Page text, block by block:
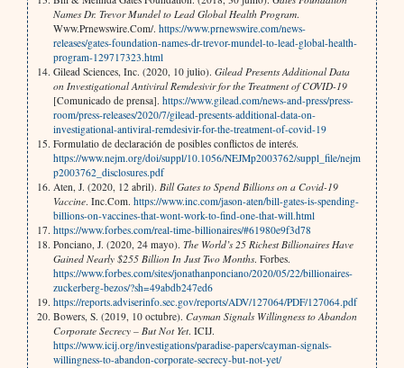
Names Dr. Trevor Mundel to Lead Global Health Program.
Www.Prnewswire.Com/. https://www.prnewswire.com/news-
releases/gates-foundation-names-dr-trevor-mundel-to-lead-global-health-
program-129717323.html
Gilead Sciences, Inc. (2020, 10 julio). Gilead Presents Additional Data
on Investigational Antiviral Remdesivir for the Treatment of COVID-19
[Comunicado de prensa]. https://www.gilead.com/news-and-press/press-
room/press-releases/2020/7/gilead-presents-additional-data-on-
investigational-antiviral-remdesivir-for-the-treatment-of-covid-19
Formulatio de declaración de posibles conflictos de interés.
https://www.nejm.org/doi/suppl/10.1056/NEJMp2003762/suppl_file/nejm
p2003762_disclosures.pdf
Aten, J. (2020, 12 abril). Bill Gates to Spend Billions on a Covid-19
Vaccine. Inc.Com. https://www.inc.com/jason-aten/bill-gates-is-spending-
billions-on-vaccines-that-wont-work-to-find-one-that-will.html
https://www.forbes.com/real-time-billionaires/#61980e9f3d78
Ponciano, J. (2020, 24 mayo). The World’s 25 Richest Billionaires Have
Gained Nearly $255 Billion In Just Two Months. Forbes.
https://www.forbes.com/sites/jonathanponciano/2020/05/22/billionaires-
zuckerberg-bezos/?sh=49abdb247ed6
https://reports.adviserinfo.sec.gov/reports/ADV/127064/PDF/127064.pdf
Bowers, S. (2019, 10 octubre). Cayman Signals Willingness to Abandon
Corporate Secrecy – But Not Yet. ICIJ.
https://www.icij.org/investigations/paradise-papers/cayman-signals-
willingness-to-abandon-corporate-secrecy-but-not-yet/